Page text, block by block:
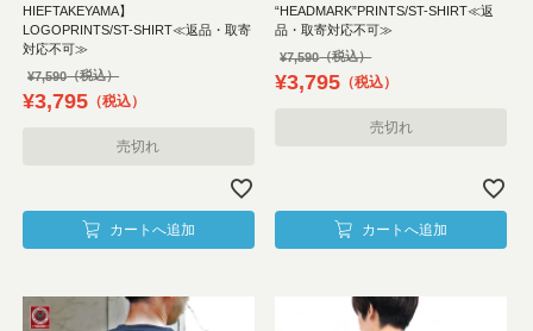
HIEFTAKEYAMA】
LOGOPRINTS/ST-SHIRT≪返品・取寄
対応不可≫
¥7,590
¥3,795 税込
売切れ
カートへ追加
“HEADMARK”PRINTS/ST-SHIRT≪返
品・取寄対応不可≫
¥7,590
¥3,795 税込
売切れ
カートへ追加